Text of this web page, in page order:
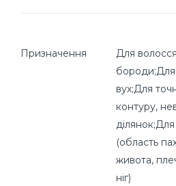
Призначення
Для волосся
вух;Для
контуру,
ділянок;Для
(область
живота,
ніг)